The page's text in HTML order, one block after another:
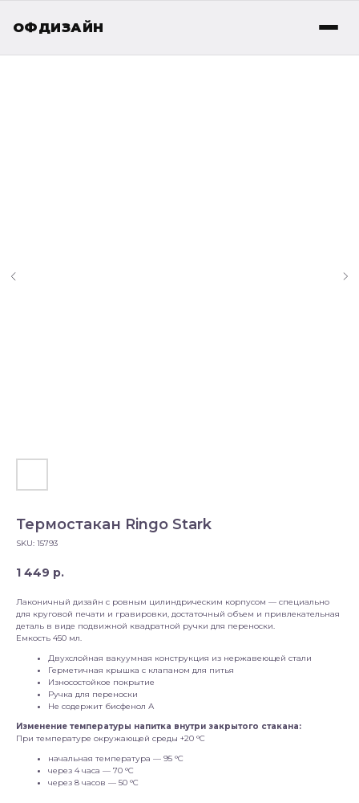
ОФДИЗАЙН
Термостакан Ringo Stark
SKU: 15793
1 449 р.
Лаконичный дизайн с ровным цилиндрическим корпусом — специально
для круговой печати и гравировки, достаточный объем и привлекательная
деталь в виде подвижной квадратной ручки для переноски.
Емкость 450 мл.
Двухслойная вакуумная конструкция из нержавеющей стали
Герметичная крышка с клапаном для питья
Износостойкое покрытие
Ручка для переноски
Не содержит бисфенол А
Изменение температуры напитка внутри закрытого стакана:
При температуре окружающей среды +20 °С
начальная температура — 95 °С
через 4 часа — 70 °С
через 8 часов — 50 °С